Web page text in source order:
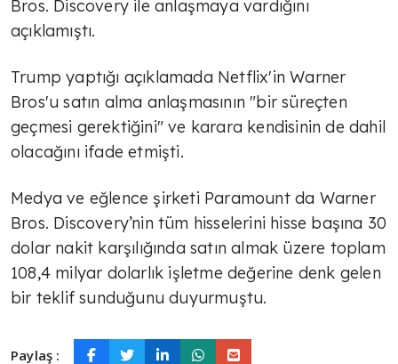
Bros. Discovery ile anlaşmaya vardığını
açıklamıştı.
Trump yaptığı açıklamada Netflix'in Warner
Bros'u satın alma anlaşmasının "bir süreçten
geçmesi gerektiğini" ve karara kendisinin de dahil
olacağını ifade etmişti.
Medya ve eğlence şirketi Paramount da Warner
Bros. Discovery’nin tüm hisselerini hisse başına 30
dolar nakit karşılığında satın almak üzere toplam
108,4 milyar dolarlık işletme değerine denk gelen
bir teklif sunduğunu duyurmuştu.
Paylaş :